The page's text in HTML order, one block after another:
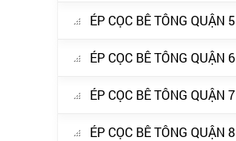
ÉP CỌC BÊ TÔNG QUẬN 5
ÉP CỌC BÊ TÔNG QUẬN 6
ÉP CỌC BÊ TÔNG QUẬN 7
ÉP CỌC BÊ TÔNG QUẬN 8